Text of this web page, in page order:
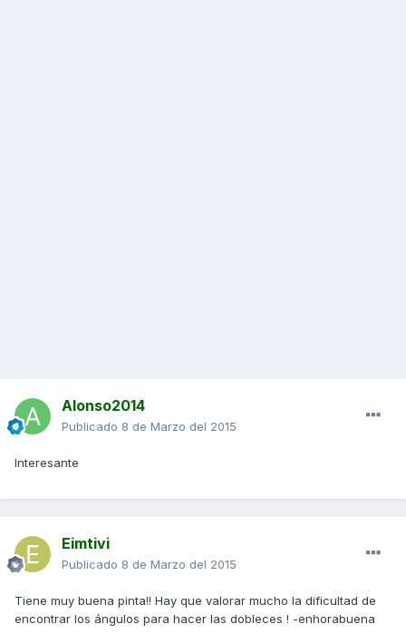
Alonso2014
Publicado 8 de Marzo del 2015
Interesante
Eimtivi
Publicado 8 de Marzo del 2015
Tiene muy buena pinta!! Hay que valorar mucho la dificultad de
encontrar los ángulos para hacer las dobleces ! -enhorabuena